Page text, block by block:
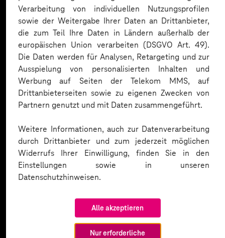
Verarbeitung von individuellen Nutzungsprofilen
sowie der Weitergabe Ihrer Daten an Drittanbieter,
die zum Teil Ihre Daten in Ländern außerhalb der
europäischen Union verarbeiten (DSGVO Art. 49).
Die Daten werden für Analysen, Retargeting und zur
Ausspielung von personalisierten Inhalten und
Werbung auf Seiten der Telekom MMS, auf
Drittanbieterseiten sowie zu eigenen Zwecken von
Partnern genutzt und mit Daten zusammengeführt.
Weitere Informationen, auch zur Datenverarbeitung
durch Drittanbieter und zum jederzeit möglichen
Widerrufs Ihrer Einwilligung, finden Sie in den
Einstellungen sowie in unseren
Datenschutzhinweisen.
Alle akzeptieren
Nur erforderliche
Expertise. Hier eine Auswahl: